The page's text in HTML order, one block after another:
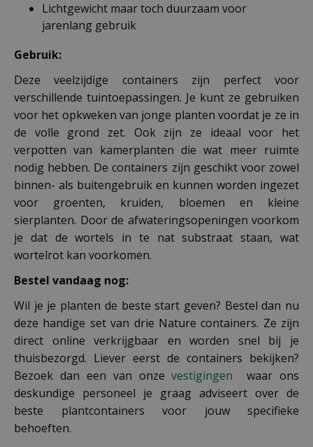
Lichtgewicht maar toch duurzaam voor
jarenlang gebruik
Gebruik:
Deze veelzijdige containers zijn perfect voor
verschillende tuintoepassingen. Je kunt ze gebruiken
voor het opkweken van jonge planten voordat je ze in
de volle grond zet. Ook zijn ze ideaal voor het
verpotten van kamerplanten die wat meer ruimte
nodig hebben. De containers zijn geschikt voor zowel
binnen- als buitengebruik en kunnen worden ingezet
voor groenten, kruiden, bloemen en kleine
sierplanten. Door de afwateringsopeningen voorkom
je dat de wortels in te nat substraat staan, wat
wortelrot kan voorkomen.
Bestel vandaag nog:
Wil je je planten de beste start geven? Bestel dan nu
deze handige set van drie Nature containers. Ze zijn
direct online verkrijgbaar en worden snel bij je
thuisbezorgd. Liever eerst de containers bekijken?
Bezoek dan een van onzevestigingen waar ons
deskundige personeel je graag adviseert over de
beste plantcontainers voor jouw specifieke
behoeften.